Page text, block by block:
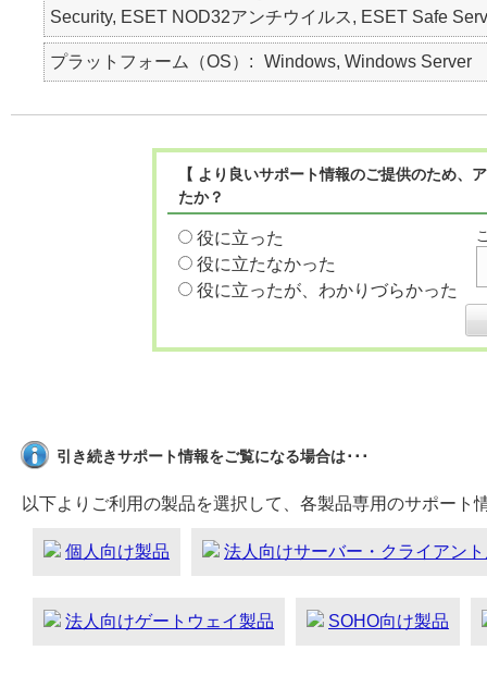
Security, ESET NOD32アンチウイルス, ESET Safe
プラットフォーム（OS） Windows, Windows Server
【 より良いサポート情報のご提供のため
たか？
役に立った
役に立たなかった
役に立ったが、わかりづらかった
引き続きサポート情報をご覧になる場合は･･･
以下よりご利用の製品を選択して、各製品専用のサポート
個人向け製品 法人向けサーバー・クライアン
法人向けゲートウェイ製品 SOHO向け製品